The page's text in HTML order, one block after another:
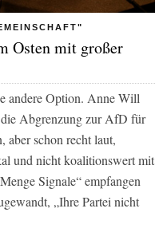
Osten mit großer
andere Option. Anne Will
Abgrenzung zur AfD für
aber schon recht laut,
und nicht koalitionswert mit
Signale“ empfangen
„Ihre Partei nicht